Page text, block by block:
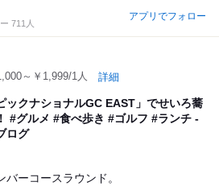
711人
アプリでフォロー
～￥1,999/1人 詳細
ックナショナルGC EAST」でせいろ蕎
#グルメ #食べ歩き #ゴルフ #ランチ -
ログ
ーコースラウンド。